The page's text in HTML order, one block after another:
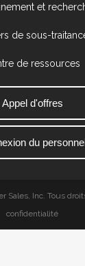
et
de sous-
de ressources
Appel d'offres
du
Sales, Inc. Tous
confidentialité